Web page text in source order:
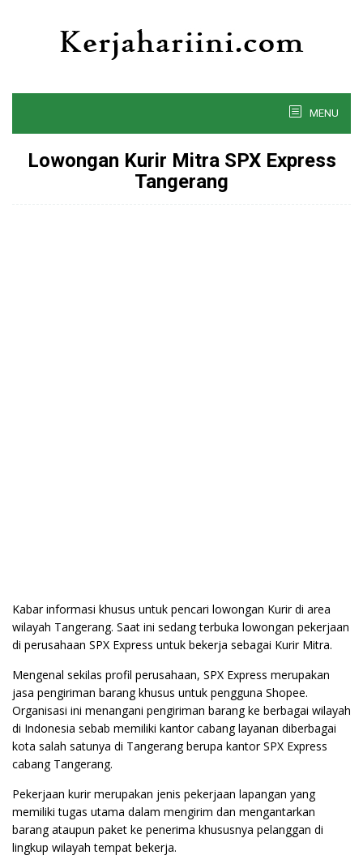
MENU
Lowongan Kurir Mitra SPX Express
Tangerang
Kabar informasi khusus untuk pencari lowongan Kurir di area
wilayah Tangerang. Saat ini sedang terbuka lowongan pekerjaan
di perusahaan SPX Express untuk bekerja sebagai Kurir Mitra.
Mengenal sekilas profil perusahaan, SPX Express merupakan
jasa pengiriman barang khusus untuk pengguna Shopee.
Organisasi ini menangani pengiriman barang ke berbagai wilayah
di Indonesia sebab memiliki kantor cabang layanan diberbagai
kota salah satunya di Tangerang berupa kantor SPX Express
cabang Tangerang.
Pekerjaan kurir merupakan jenis pekerjaan lapangan yang
memiliki tugas utama dalam mengirim dan mengantarkan
barang ataupun paket ke penerima khususnya pelanggan di
lingkup wilayah tempat bekerja.